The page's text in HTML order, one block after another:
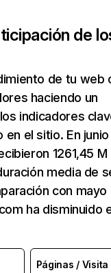
de
de tu web
haciendo un
indicadores
el sitio. En junio
1261,45 M
media de
con mayo
ha disminuido
Páginas / Visita